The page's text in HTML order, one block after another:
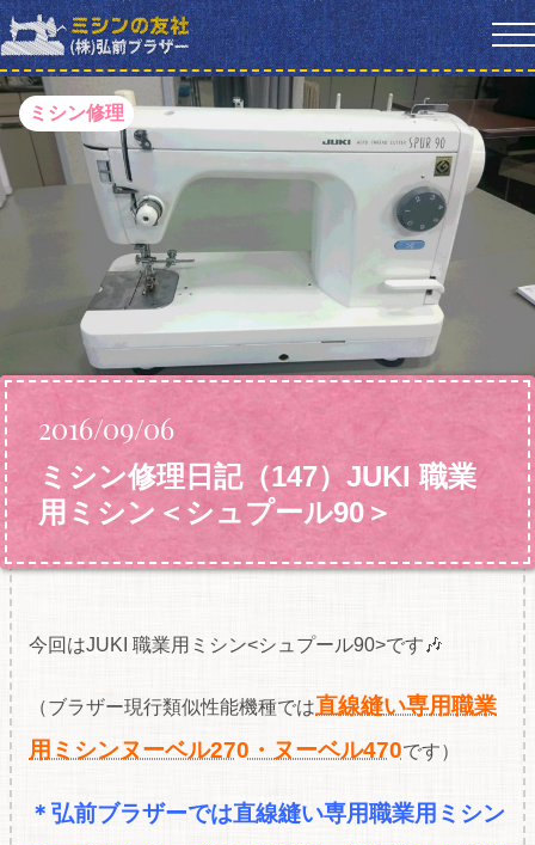
ミシン修理
2016/09/06
ミシン修理日記（147）JUKI 職業
用ミシン＜シュプール90＞
今回はJUKI 職業用ミシン<シュプール90>です🎶
（ブラザー現行類似性能機種では直線縫い専用職業
用ミシンヌーベル270・ヌーベル470です）
＊弘前ブラザーでは直線縫い専用職業用ミシン